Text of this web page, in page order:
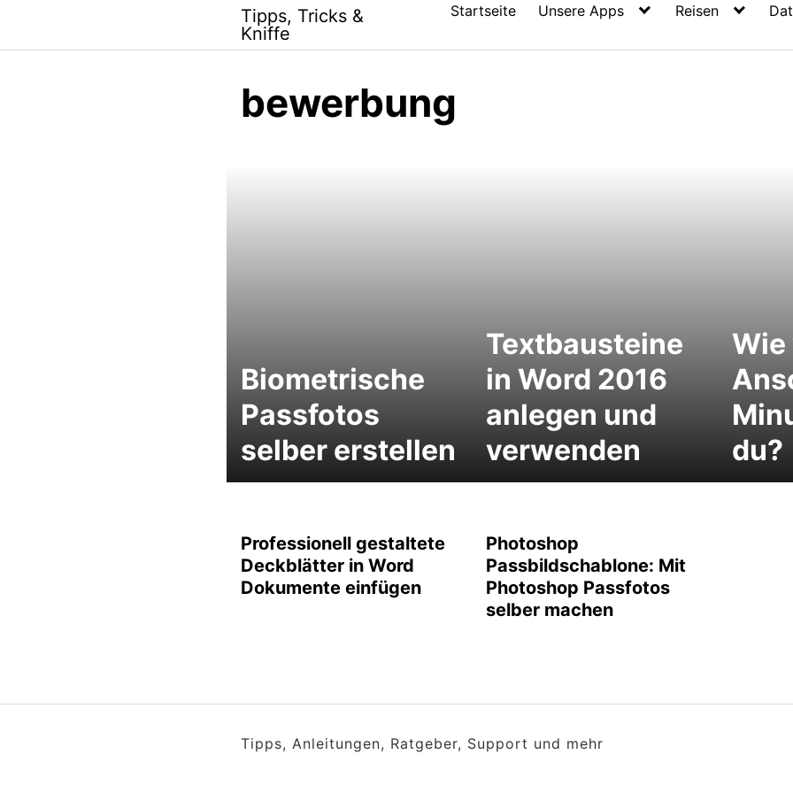
content
Tipps, Tricks &
Kniffe
Startseite Unsere Apps Reisen
bewerbung
Biometrische
Passfotos
selber erstellen
Textbausteine
in Word 2016
anlegen und
verwenden
Wie
du?
Professionell gestaltete
Deckblätter in Word
Dokumente einfügen
Photoshop
Passbildschablone: Mit
Photoshop Passfotos
selber machen
Tipps, Anleitungen, Ratgeber, Support und mehr